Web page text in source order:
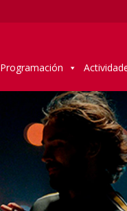
Programación